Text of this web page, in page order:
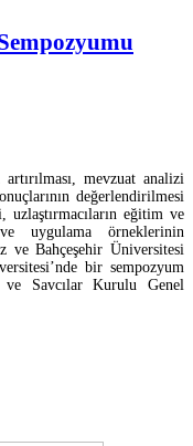
mevzuat analizi
değerlendirilmesi
uzlaştırmacıların eğitim ve
uygulama örneklerinin
ve Bahçeşehir Üniversitesi
bir sempozyum
ve Savcılar Kurulu Genel